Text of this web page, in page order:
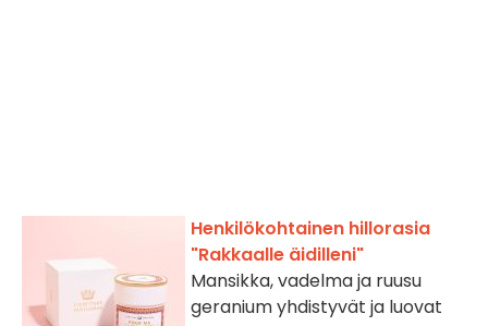
Henkilökohtainen hillorasia
"Rakkaalle äidilleni"
Mansikka, vadelma ja ruusu
geranium yhdistyvät ja luovat